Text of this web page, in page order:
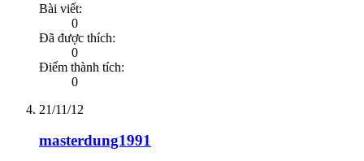
Bài viết:
0
Đã được thích:
0
Điểm thành tích:
0
21/11/12
masterdung1991